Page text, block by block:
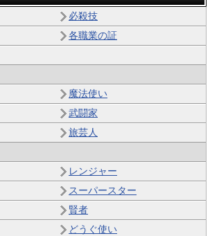
必殺技
各職業の証
魔法使い
武闘家
旅芸人
レンジャー
スーパースター
賢者
どうぐ使い